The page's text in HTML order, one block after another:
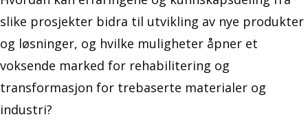
slike prosjekter bidra til utvikling av nye produkter
og løsninger, og hvilke muligheter åpner et
voksende marked for rehabilitering og
transformasjon for trebaserte materialer og
industri?